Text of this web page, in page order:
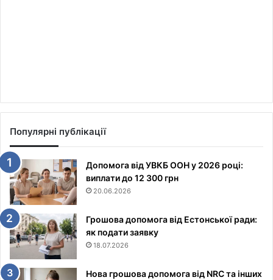
Популярні публікації
Допомога від УВКБ ООН у 2026 році:
виплати до 12 300 грн
20.06.2026
Грошова допомога від Естонської ради:
як подати заявку
18.07.2026
Нова грошова допомога від NRC та інших